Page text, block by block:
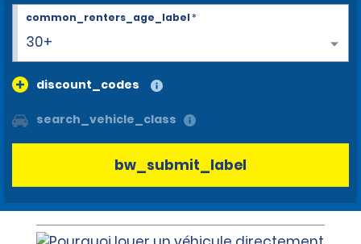
30+
common_renters_age_label*
discount_codes
search_vehicle_class
bw_submit_label